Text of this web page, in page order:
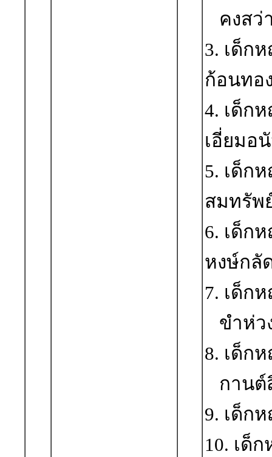
คงสว่
3. เด็
ก้อนทอ
4. เด็ก
เอี่ยมอ
5. เด็ก
สมทรัพ
6. เด็
หงษ์กลั
7. เด็ก
ขำห่ว
8. เด็ก
กานต์
9. เด็
10. เด็